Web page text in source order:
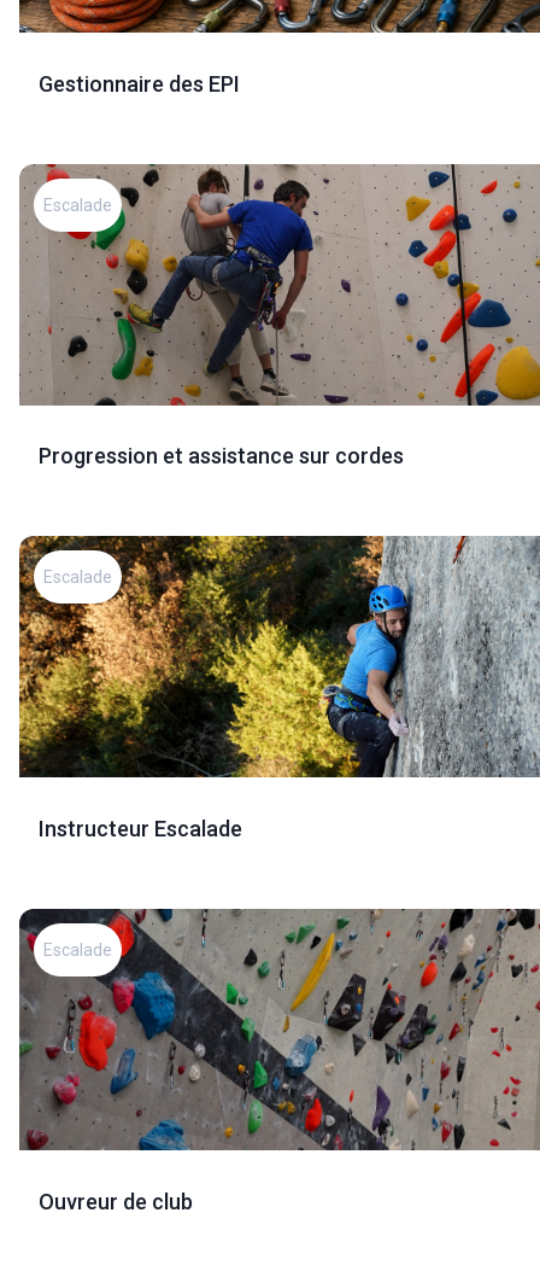
Gestionnaire des EPI
Escalade
Progression et assistance sur cordes
Escalade
Instructeur Escalade
Escalade
Ouvreur de club